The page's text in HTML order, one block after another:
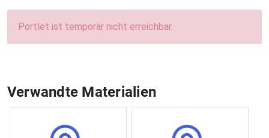
Portlet ist temporär nicht erreichbar.
Verwandte Materialien